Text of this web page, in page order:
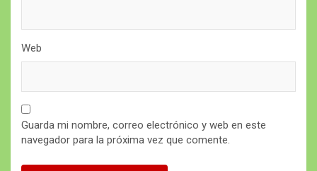
Web
Guarda mi nombre, correo electrónico y web en este
navegador para la próxima vez que comente.